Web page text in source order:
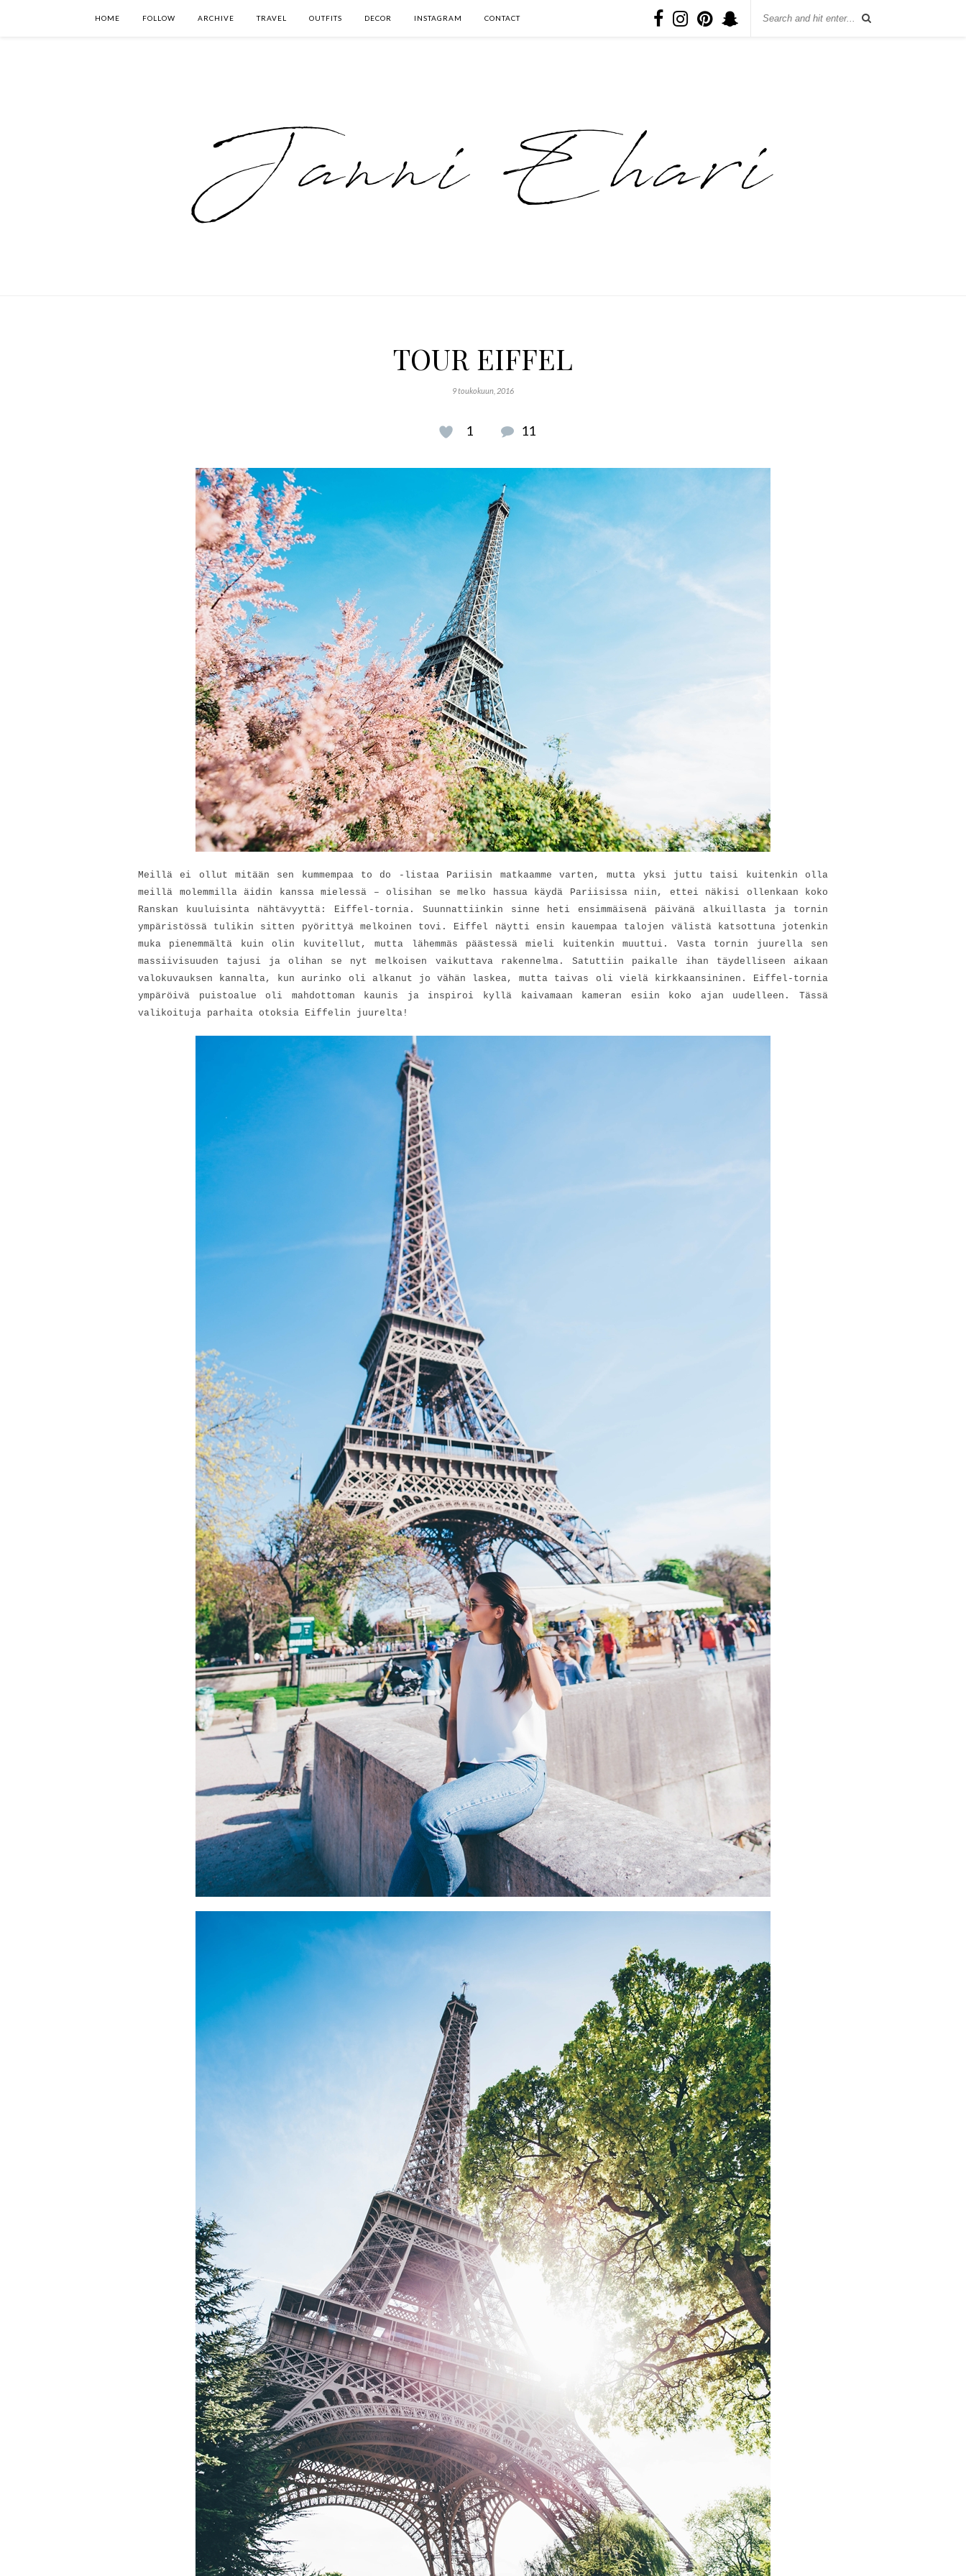
HOME FOLLOW ARCHIVE TRAVEL OUTFITS DECOR INSTAGRAM CONTACT
TOUR EIFFEL
9 toukokuun, 2016
1 11
Meillä ei ollut mitään sen kummempaa to do -listaa Pariisin matkaamme varten, mutta yksi juttu taisi kuitenkin olla
meillä molemmilla äidin kanssa mielessä – olisihan se melko hassua käydä Pariisissa niin, ettei näkisi ollenkaan koko
Ranskan kuuluisinta nähtävyyttä: Eiffel-tornia. Suunnattiinkin sinne heti ensimmäisenä päivänä alkuillasta ja tornin
ympäristössä tulikin sitten pyörittyä melkoinen tovi. Eiffel näytti ensin kauempaa talojen välistä katsottuna jotenkin
muka pienemmältä kuin olin kuvitellut, mutta lähemmäs päästessä mieli kuitenkin muuttui. Vasta tornin juurella sen
massiivisuuden tajusi ja olihan se nyt melkoisen vaikuttava rakennelma. Satuttiin paikalle ihan täydelliseen aikaan
valokuvauksen kannalta, kun aurinko oli alkanut jo vähän laskea, mutta taivas oli vielä kirkkaansininen. Eiffel-tornia
ympäröivä puistoalue oli mahdottoman kaunis ja inspiroi kyllä kaivamaan kameran esiin koko ajan uudelleen. Tässä
valikoituja parhaita otoksia Eiffelin juurelta!